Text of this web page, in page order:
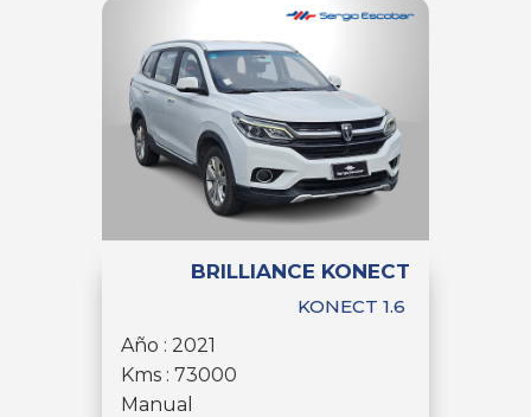
BRILLIANCE KONECT
KONECT 1.6
Año : 2021
Kms : 73000
Manual